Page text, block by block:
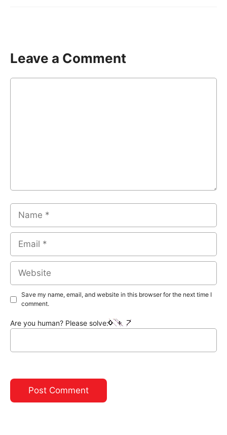
Leave a Comment
Comment
Name
Email
Website
Save my name, email, and website in this browser for the next time I
comment.
Are you human? Please solve: